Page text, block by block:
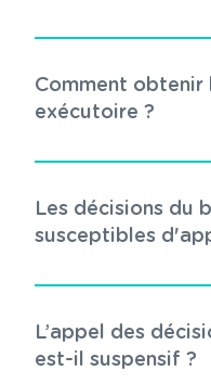
Comment obtenir
exécutoire ?
Les décisions du
susceptibles
L’appel des
est-il suspensif ?